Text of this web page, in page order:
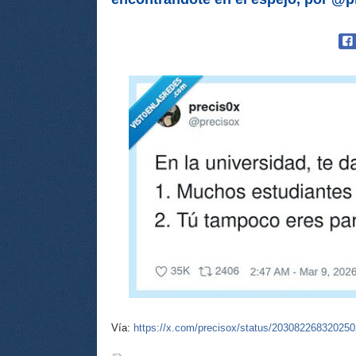
Vía: https://x.com/precisox/status/